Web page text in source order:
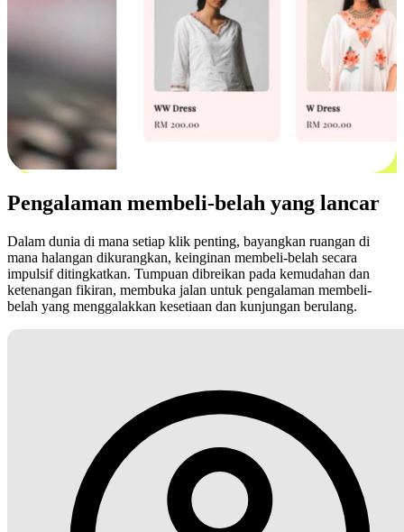
Pengalaman membeli-belah yang lancar
Dalam dunia di mana setiap klik penting, bayangkan ruangan di
mana halangan dikurangkan, keinginan membeli-belah secara
impulsif ditingkatkan. Tumpuan dibreikan pada kemudahan dan
ketenangan fikiran, membuka jalan untuk pengalaman membeli-
belah yang menggalakkan kesetiaan dan kunjungan berulang.